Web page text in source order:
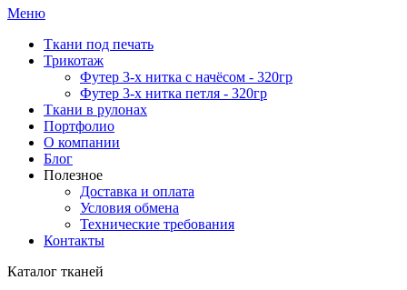
Меню
Ткани под печать
Трикотаж
Футер 3-х нитка с начёсом - 320гр
Футер 3-х нитка петля - 320гр
Ткани в рулонах
Портфолио
О компании
Блог
Полезное
Доставка и оплата
Условия обмена
Технические требования
Контакты
Каталог тканей